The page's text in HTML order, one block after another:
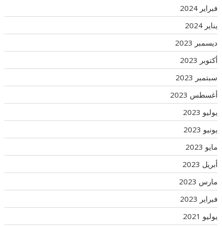
فبراير 2024
يناير 2024
ديسمبر 2023
أكتوبر 2023
سبتمبر 2023
أغسطس 2023
يوليو 2023
يونيو 2023
مايو 2023
أبريل 2023
مارس 2023
فبراير 2023
يوليو 2021